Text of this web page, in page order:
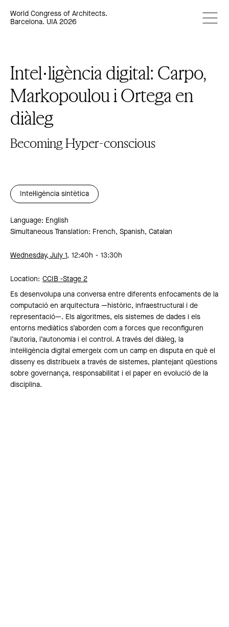
World Congress of Architects.
Barcelona. UIA 2026
Intel·ligència digital: Carpo,
Markopoulou i Ortega en
diàleg
Becoming Hyper-conscious
Intel·ligència sintètica
Language: English
Simultaneous Translation: French, Spanish, Catalan
Wednesday, July 1, 12:40h 13:30h
Location: CCIB -Stage 2
Es desenvolupa una conversa entre diferents enfocaments de la
computació en arquitectura —històric, infraestructural i de
representació—. Els algoritmes, els sistemes de dades i els
entorns mediàtics s’aborden com a forces que reconfiguren
l’autoria, l’autonomia i el control. A través del diàleg, la
intel·ligència digital emergeix com un camp en disputa en què el
disseny es distribueix a través de sistemes, plantejant qüestions
sobre governança, responsabilitat i el paper en evolució de la
disciplina.